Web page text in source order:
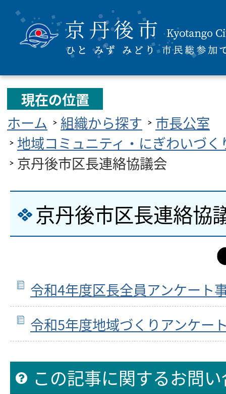
現在の位置
ホーム
組織から探す
市長公室
地域コミュニティ・にぎわいづく
京丹後市区長連絡協議会
京丹後市区長連絡協
令和4年度区長全員アンケート
令和5年度地域づくりアンケー
この記事に関するお問